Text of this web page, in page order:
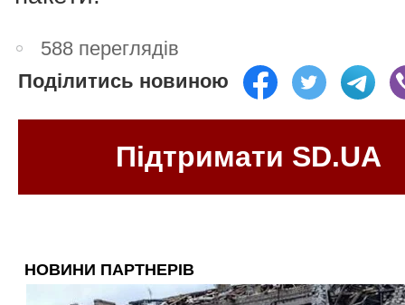
588 переглядів
Поділитись новиною
Підтримати SD.UA